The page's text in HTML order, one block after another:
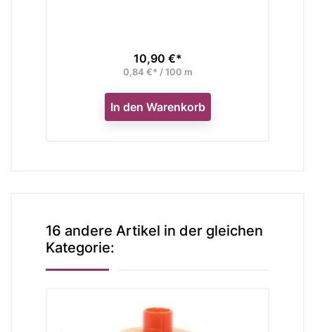
Preis
10,90 €*
0,84 €* / 100 m
In den Warenkorb
16 andere Artikel in der gleichen
Kategorie: